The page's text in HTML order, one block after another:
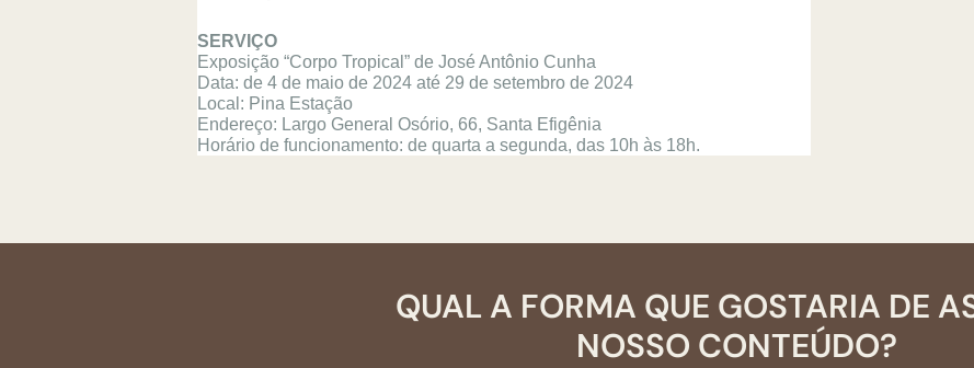
SERVIÇO
Exposição “Corpo Tropical” de José Antônio Cunha
Data: de 4 de maio de 2024 até 29 de setembro de 2024
Local: Pina Estação
Endereço: Largo General Osório, 66, Santa Efigênia
Horário de funcionamento: de quarta a segunda, das 10h às 18h.
QUAL A FORMA QUE GOSTARIA DE
NOSSO CONTEÚDO?